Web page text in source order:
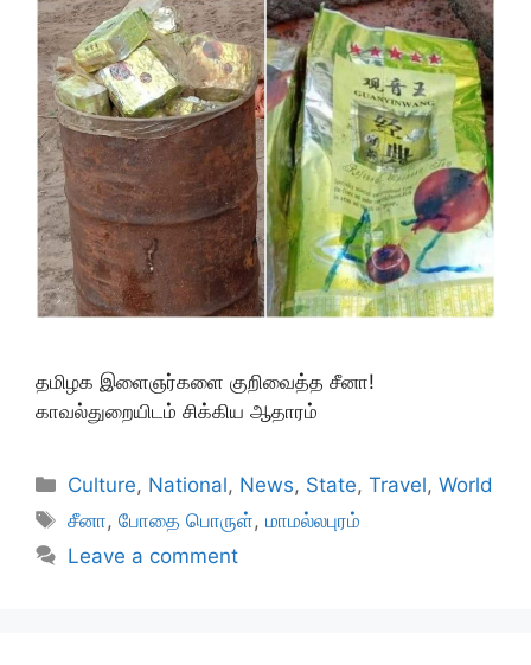
தமிழக இளைஞர்களை குறிவைத்த சீனா!
காவல்துறையிடம் சிக்கிய ஆதாரம்
Categories
Culture, National, News, State,Travel,World
Tags
சீனா,போதை பொருள்,மாமல்லபுரம்
Leave a comment